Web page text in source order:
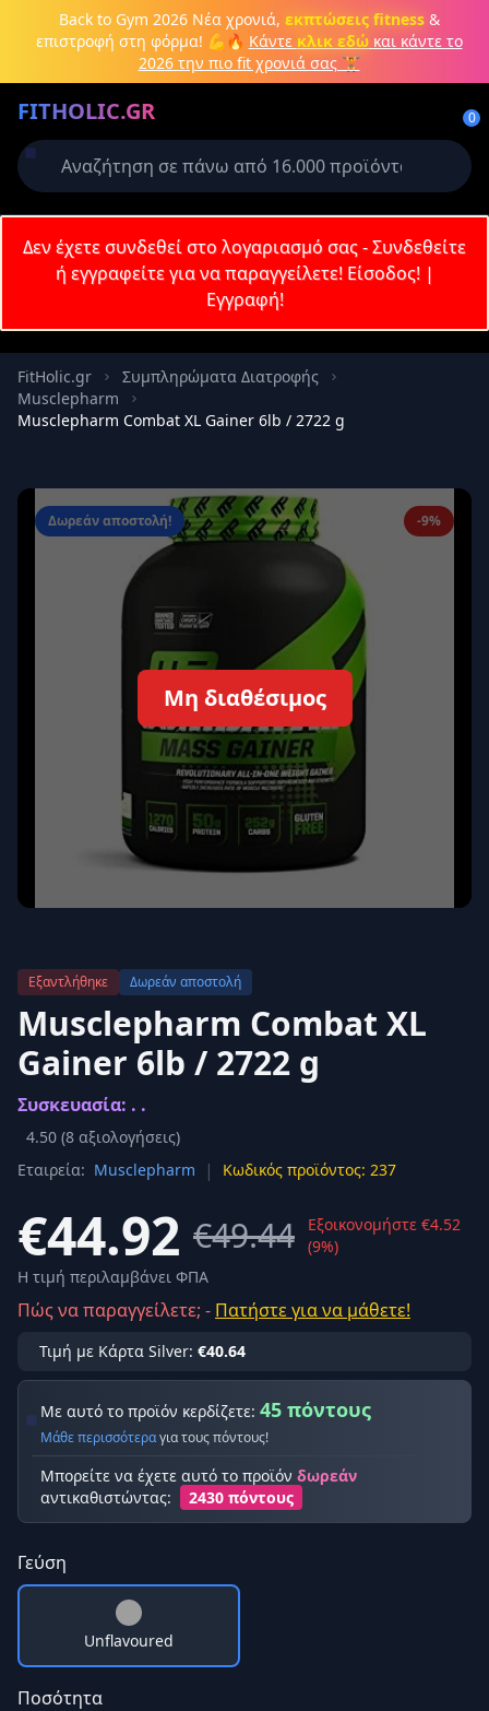
Μετάβαση στο κύριο περιεχόμενο
Back to Gym 2026Νέα χρονιά, εκπτώσεις fitness&
επιστροφή στη φόρμα! 💪🔥 Κάντε κλικ εδώκαι κάντε το
2026 την πιο fit χρονιά σας 🏋️
FITHOLIC.GR 0
Πρωτεΐνες Pre-Workout Aμινοξέα Καύση λίπους
Δεν έχετε συνδεθεί στο λογαριασμό σας - Συνδεθείτε
ή εγγραφείτε για να παραγγείλετε! Είσοδος!|
Εγγραφή!
FitHolic.gr
Συμπληρώματα Διατροφής
Musclepharm
Musclepharm Combat XL Gainer 6lb / 2722 g
Δωρεάν αποστολή! -9%
Μη διαθέσιμος
Εξαντλήθηκε Δωρεάν αποστολή
Musclepharm Combat XL
Gainer 6lb / 2722 g
Συσκευασία: . .
4.50 (8 αξιολογήσεις)
Εταιρεία: Musclepharm | Κωδικός προϊόντος: 237
€44.92 €49.44
Εξοικονομήστε €4.52
(9%)
Η τιμή περιλαμβάνει ΦΠΑ
Πώς να παραγγείλετε; - Πατήστε για να μάθετε!
Τιμή με Κάρτα Silver: €40.64
Με αυτό το προϊόν κερδίζετε: 45 πόντους
Μάθε περισσότεραγια τους πόντους!
Μπορείτε να έχετε αυτό το προϊόν δωρεάν
αντικαθιστώντας:
2430 πόντους
Γεύση
Unflavoured
Ποσότητα
Δημιουργήστε λογαριασμό ή
Απαιτείται για την ολοκλήρωση της
παραγγελίας σας
Σύνδεση Εγγραφή
Κωδικός
Απομνημόνευση Ξεχάσατε τον κωδικό σας;
Δεν έχετε λογαριασμό; Εγγραφείτε εδώ
Ασφαλής σύνδεση